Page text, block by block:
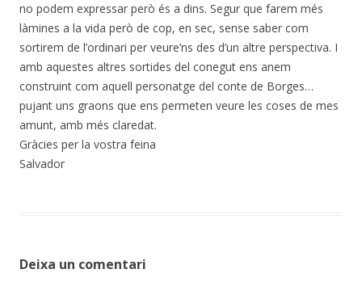
no podem expressar però és a dins. Segur que farem més
làmines a la vida però de cop, en sec, sense saber com
sortirem de l’ordinari per veure’ns des d’un altre perspectiva. I
amb aquestes altres sortides del conegut ens anem
construint com aquell personatge del conte de Borges…
pujant uns graons que ens permeten veure les coses de mes
amunt, amb més claredat.
Gràcies per la vostra feina
Salvador
Deixa un comentari